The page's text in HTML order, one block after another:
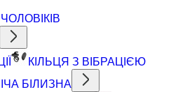
КІЛЬЦЯ З ВІБРАЦІЄЮ
БІЛИЗНА